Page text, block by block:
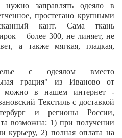
нужно заправлять одеяло в
простегано крупными
кант. Сама ткань
– более 300, не линяет, не
а также мягкая, гладкая,
с одеялом вместо
грация"из Иваново от
можно в нашем интернет -
Текстиль с доставкой
и регионы России,
возможна: 1) при получении
курьеру, 2) полная оплата на